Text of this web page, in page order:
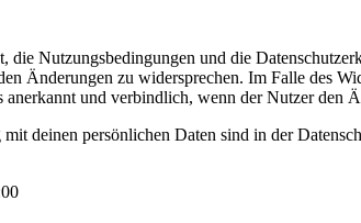
die Nutzungsbedingungen und die
Änderungen zu widersprechen. Im Falle des
und verbindlich, wenn der Nutzer den
deinen persönlichen Daten sind in der